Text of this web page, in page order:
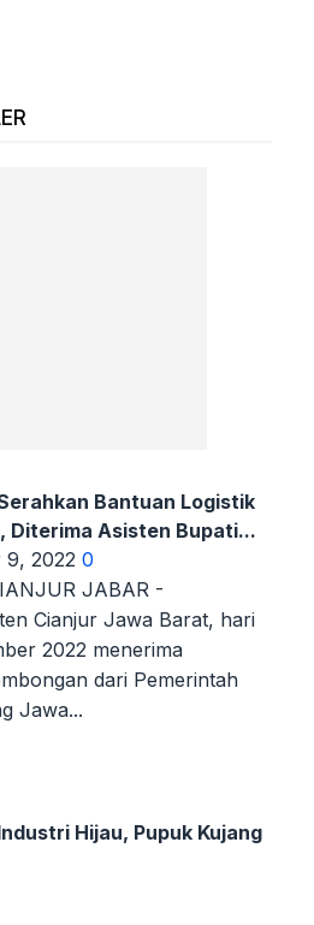
Bantuan Logistik
Diterima Asisten Bupati...
9, 2022 0
JABAR -
Cianjur Jawa Barat, hari
2022 menerima
dari Pemerintah
Jawa...
Hijau, Pupuk Kujang